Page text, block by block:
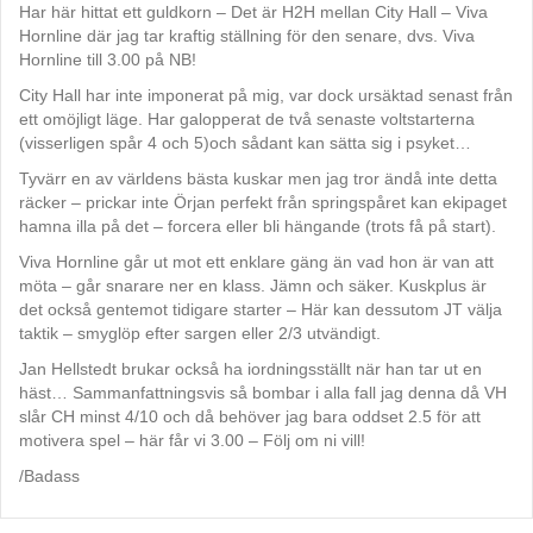
Har här hittat ett guldkorn – Det är H2H mellan City Hall – Viva
Hornline där jag tar kraftig ställning för den senare, dvs. Viva
Hornline till 3.00 på NB!
City Hall har inte imponerat på mig, var dock ursäktad senast från
ett omöjligt läge. Har galopperat de två senaste voltstarterna
(visserligen spår 4 och 5)och sådant kan sätta sig i psyket…
Tyvärr en av världens bästa kuskar men jag tror ändå inte detta
räcker – prickar inte Örjan perfekt från springspåret kan ekipaget
hamna illa på det – forcera eller bli hängande (trots få på start).
Viva Hornline går ut mot ett enklare gäng än vad hon är van att
möta – går snarare ner en klass. Jämn och säker. Kuskplus är
det också gentemot tidigare starter – Här kan dessutom JT välja
taktik – smyglöp efter sargen eller 2/3 utvändigt.
Jan Hellstedt brukar också ha iordningsställt när han tar ut en
häst… Sammanfattningsvis så bombar i alla fall jag denna då VH
slår CH minst 4/10 och då behöver jag bara oddset 2.5 för att
motivera spel – här får vi 3.00 – Följ om ni vill!
/Badass